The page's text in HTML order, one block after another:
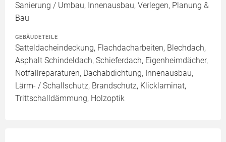
Sanierung / Umbau, Innenausbau, Verlegen, Planung &
Bau
GEBÄUDETEILE
Satteldacheindeckung, Flachdacharbeiten, Blechdach,
Asphalt Schindeldach, Schieferdach, Eigenheimdächer,
Notfallreparaturen, Dachabdichtung, Innenausbau,
Lärm- / Schallschutz, Brandschutz, Klicklaminat,
Trittschalldämmung, Holzoptik